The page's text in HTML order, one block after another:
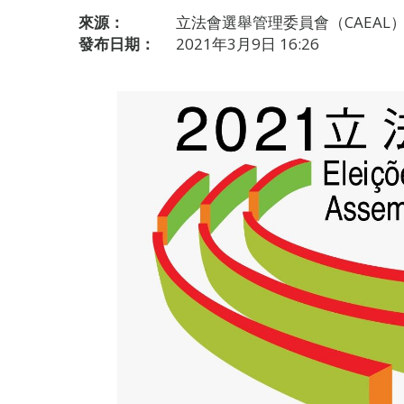
來源：
立法會選舉管理委員會（CAEAL
發布日期：
2021年3月9日 16:26